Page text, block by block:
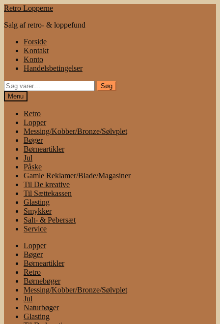
Spring
navigation
Spring
indhold
Retro Lopperne
Salg af retro- & loppefund
Forside
Kontakt
Konto
Handelsbetingelser
Søg
efter:
Søg
Menu
Retro
Lopper
Messing/Kobber/Bronze/Sølvplet
Bøger
Børneartikler
Jul
Påske
Gamle Reklamer/Blade/Magasiner
Til De kreative
Til Sættekassen
Glasting
Smykker
Salt- & Pebersæt
Service
Lopper
Bøger
Børneartikler
Retro
Børnebøger
Messing/Kobber/Bronze/Sølvplet
Jul
Naturbøger
Glasting